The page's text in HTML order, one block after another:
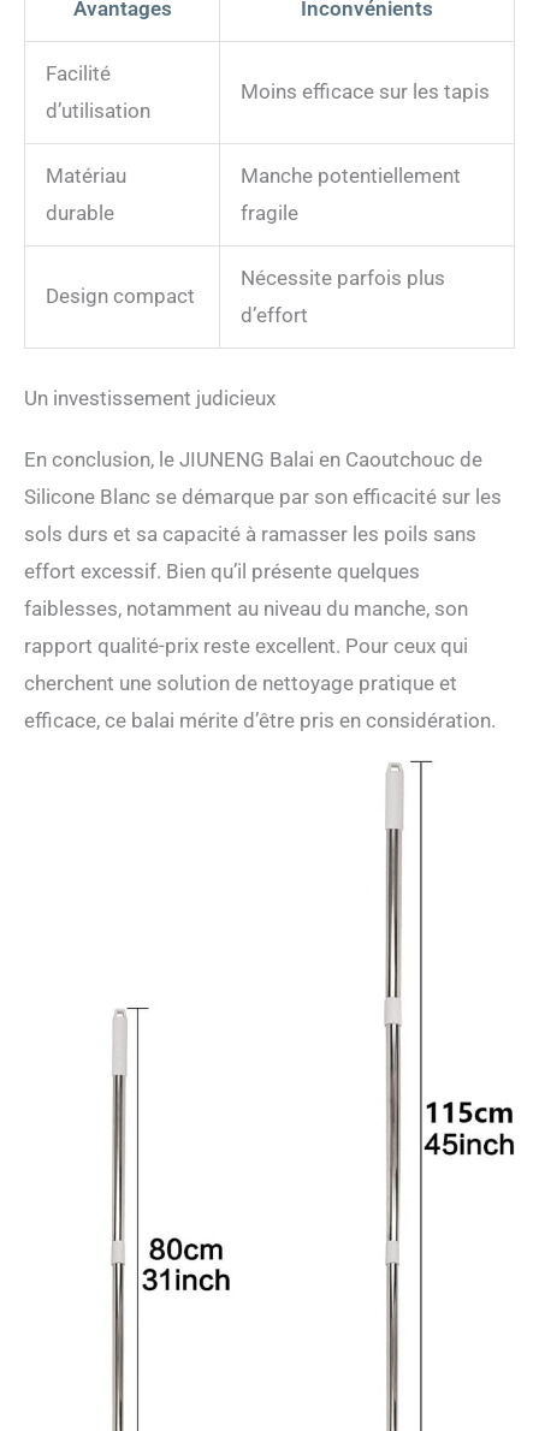
Avantages Inconvénients
Facilité
d’utilisation
Moins efficace sur les tapis
Matériau
durable
Manche potentiellement
fragile
Design compact
Nécessite parfois plus
d’effort
Un investissement judicieux
En conclusion, le JIUNENG Balai en Caoutchouc de
Silicone Blanc se démarque par son efficacité sur les
sols durs et sa capacité à ramasser les poils sans
effort excessif. Bien qu’il présente quelques
faiblesses, notamment au niveau du manche, son
rapport qualité-prix reste excellent. Pour ceux qui
cherchent une solution de nettoyage pratique et
efficace, ce balai mérite d’être pris en considération.